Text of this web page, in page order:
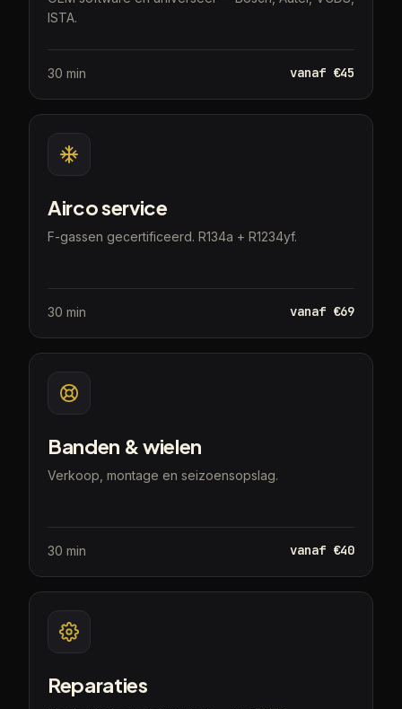
ISTA.
30 min vanaf €45
Airco service
F-gassen gecertificeerd. R134a + R1234yf.
30 min vanaf €69
Banden & wielen
Verkoop, montage en seizoensopslag.
30 min vanaf €40
Reparaties